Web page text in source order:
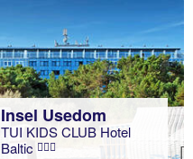
Insel Usedom
TUI KIDS CLUB Hotel
Baltic